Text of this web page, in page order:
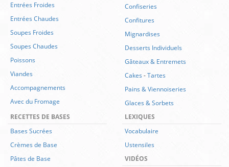
Entrées Froides
Entrées Chaudes
Soupes Froides
Soupes Chaudes
Poissons
Viandes
Accompagnements
Avec du Fromage
Confiseries
Confitures
Mignardises
Desserts Individuels
Gâteaux & Entremets
Cakes-Tartes
Pains & Viennoiseries
Glaces & Sorbets
RECETTES DE BASES
Bases Sucrées
Crèmes de Base
Pâtes de Base
LEXIQUES
Vocabulaire
Ustensiles
VIDÉOS